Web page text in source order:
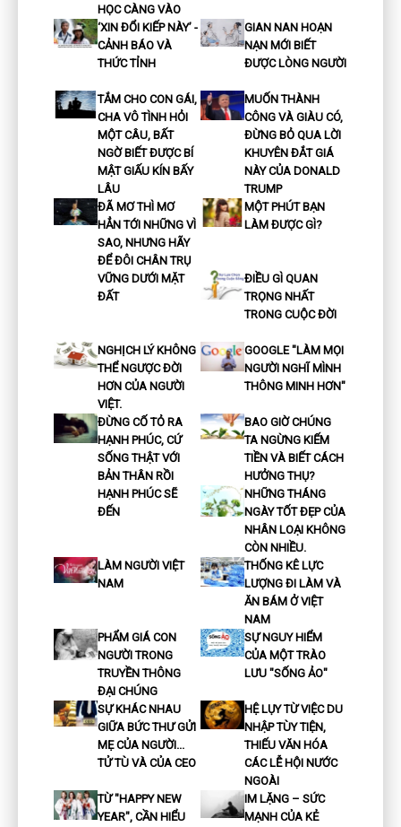
HỌC CÀNG VÀO
‘XIN ĐỔI KIẾP NÀY’ -
CẢNH BÁO VÀ
THỨC TỈNH
GIAN NAN HOẠN
NẠN MỚI BIẾT
ĐƯỢC LÒNG NGƯỜI
TẮM CHO CON GÁI,
CHA VÔ TÌNH HỎI
MỘT CÂU, BẤT
NGỜ BIẾT ĐƯỢC BÍ
MẬT GIẤU KÍN BẤY
LÂU
MUỐN THÀNH
CÔNG VÀ GIÀU CÓ,
ĐỪNG BỎ QUA LỜI
KHUYÊN ĐẮT GIÁ
NÀY CỦA DONALD
TRUMP
ĐÃ MƠ THÌ MƠ
HẲN TỚI NHỮNG VÌ
SAO, NHƯNG HÃY
ĐỂ ĐÔI CHÂN TRỤ
VỮNG DƯỚI MẶT
ĐẤT
MỘT PHÚT BẠN
LÀM ĐƯỢC GÌ?
ĐIỀU GÌ QUAN
TRỌNG NHẤT
TRONG CUỘC ĐỜI
NGHỊCH LÝ KHÔNG
THỂ NGƯỢC ĐỜI
HƠN CỦA NGƯỜI
VIỆT.
GOOGLE "LÀM MỌI
NGƯỜI NGHĨ MÌNH
THÔNG MINH HƠN"
ĐỪNG CỐ TỎ RA
HẠNH PHÚC, CỨ
SỐNG THẬT VỚI
BẢN THÂN RỒI
HẠNH PHÚC SẼ
ĐẾN
BAO GIỜ CHÚNG
TA NGỪNG KIẾM
TIỀN VÀ BIẾT CÁCH
HƯỞNG THỤ?
NHỮNG THÁNG
NGÀY TỐT ĐẸP CỦA
NHÂN LOẠI KHÔNG
CÒN NHIỀU.
LÀM NGƯỜI VIỆT
NAM
THỐNG KÊ LỰC
LƯỢNG ĐI LÀM VÀ
ĂN BÁM Ở VIỆT
NAM
PHẨM GIÁ CON
NGƯỜI TRONG
TRUYỀN THÔNG
ĐẠI CHÚNG
SỰ NGUY HIỂM
CỦA MỘT TRÀO
LƯU "SỐNG ẢO"
SỰ KHÁC NHAU
GIỮA BỨC THƯ GỬI
MẸ CỦA NGƯỜI...
TỬ TÙ VÀ CỦA CEO
HỆ LỤY TỪ VIỆC DU
NHẬP TÙY TIỆN,
THIẾU VĂN HÓA
CÁC LỄ HỘI NƯỚC
NGOÀI
TỪ "HAPPY NEW
YEAR", CẦN HIỂU
IM LẶNG – SỨC
MẠNH CỦA KẺ